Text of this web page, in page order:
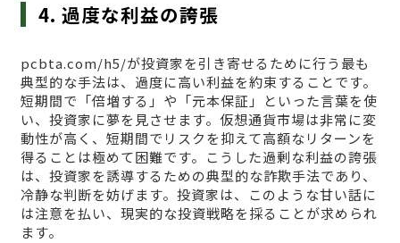
4. 過度な利益の誇張
pcbta.com/h5/が投資家を引き寄せるために行う最も
典型的な手法は、過度に高い利益を約束することです。
短期間で「倍増する」や「元本保証」といった言葉を使
い、投資家に夢を見させます。仮想通貨市場は非常に変
動性が高く、短期間でリスクを抑えて高額なリターンを
得ることは極めて困難です。こうした過剰な利益の誇張
は、投資家を誘導するための典型的な詐欺手法であり、
冷静な判断を妨げます。投資家は、このような甘い話に
は注意を払い、現実的な投資戦略を採ることが求められ
ます。